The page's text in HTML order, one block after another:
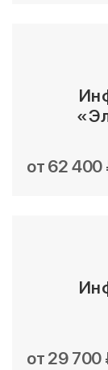
от 62 400
от 29 700